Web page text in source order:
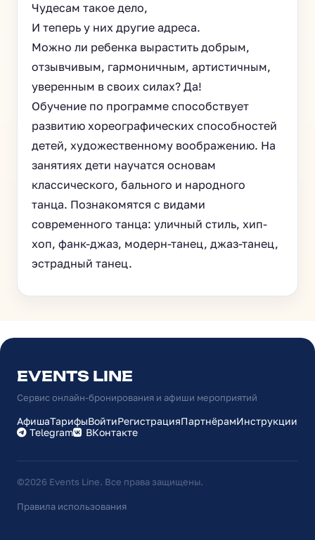
Чудесам такое дело,
И теперь у них другие адреса.
Можно ли ребенка вырастить добрым,
отзывчивым, гармоничным, артистичным,
уверенным в своих силах? Да!
Обучение по программе способствует
развитию хореографических способностей
детей, художественному воображению. На
занятиях дети научатся основам
классического, бального и народного
танца. Познакомятся с видами
современного танца: уличный стиль, хип-
хоп, фанк-джаз, модерн-танец, джаз-танец,
эстрадный танец.
EVENTS LINE
Сервис онлайн-бронирования и афиши мероприятий
АфишаТарифыВойтиРегистрацияПартнёрамИнструкции
Telegram
ВКонтакте
©2026 Events Line. Все права защищены.
Правила использования